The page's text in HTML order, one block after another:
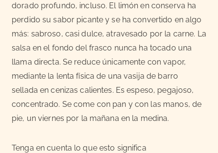
dorado profundo, incluso. El limón en conserva ha
perdido su sabor picante y se ha convertido en algo
más: sabroso, casi dulce, atravesado por la carne. La
salsa en el fondo del frasco nunca ha tocado una
llama directa. Se reduce únicamente con vapor,
mediante la lenta física de una vasija de barro
sellada en cenizas calientes. Es espeso, pegajoso,
concentrado. Se come con pan y con las manos, de
pie, un viernes por la mañana en la medina.
Tenga en cuenta lo que esto significa